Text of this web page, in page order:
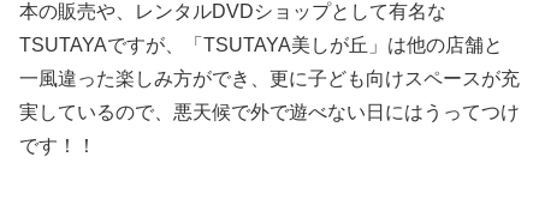
本の販売や、レンタルDVDショップとして有名な
TSUTAYAですが、「TSUTAYA美しが丘」は他の店舗と
一風違った楽しみ方ができ、更に子ども向けスペースが充
実しているので、悪天候で外で遊べない日にはうってつけ
です！！